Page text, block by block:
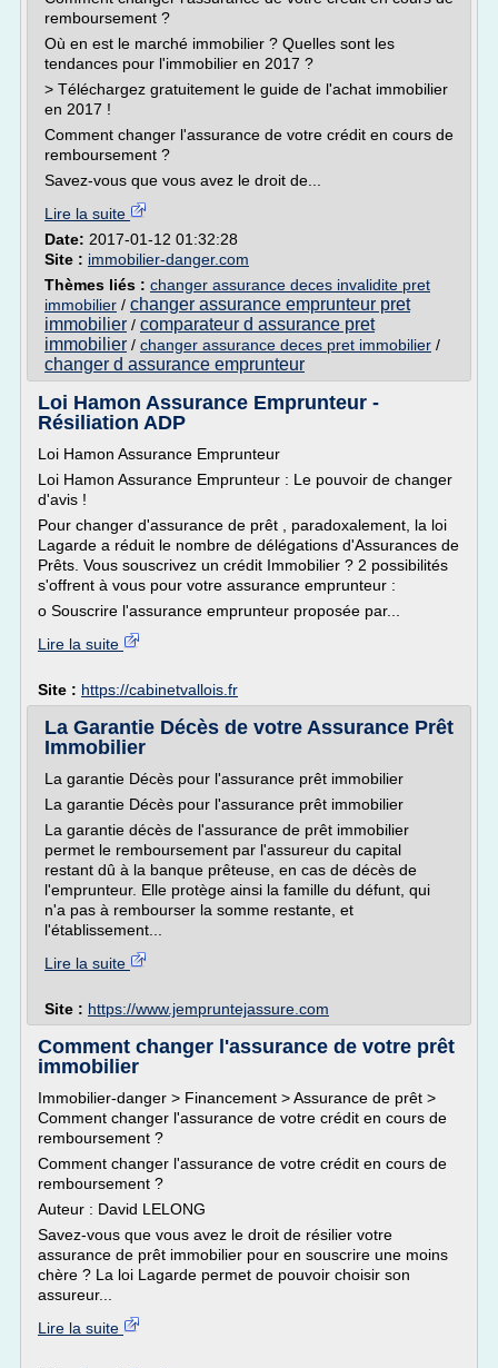
remboursement ?
Où en est le marché immobilier ? Quelles sont les
tendances pour l'immobilier en 2017 ?
> Téléchargez gratuitement le guide de l'achat immobilier
en 2017 !
Comment changer l'assurance de votre crédit en cours de
remboursement ?
Savez-vous que vous avez le droit de...
Lire la suite
Date: 2017-01-12 01:32:28
Site : immobilier-danger.com
Thèmes liés : changer assurance deces invalidite pret
immobilier / changer assurance emprunteur pret
immobilier / comparateur d assurance pret
immobilier / changer assurance deces pret immobilier /
changer d assurance emprunteur
Loi Hamon Assurance Emprunteur -
Résiliation ADP
Loi Hamon Assurance Emprunteur
Loi Hamon Assurance Emprunteur : Le pouvoir de changer
d'avis !
Pour changer d'assurance de prêt , paradoxalement, la loi
Lagarde a réduit le nombre de délégations d'Assurances de
Prêts. Vous souscrivez un crédit Immobilier ? 2 possibilités
s'offrent à vous pour votre assurance emprunteur :
o Souscrire l'assurance emprunteur proposée par...
Lire la suite
Site : https://cabinetvallois.fr
La Garantie Décès de votre Assurance Prêt
Immobilier
La garantie Décès pour l'assurance prêt immobilier
La garantie Décès pour l'assurance prêt immobilier
La garantie décès de l'assurance de prêt immobilier
permet le remboursement par l'assureur du capital
restant dû à la banque prêteuse, en cas de décès de
l'emprunteur. Elle protège ainsi la famille du défunt, qui
n'a pas à rembourser la somme restante, et
l'établissement...
Lire la suite
Site : https://www.jempruntejassure.com
Comment changer l'assurance de votre prêt
immobilier
Immobilier-danger > Financement > Assurance de prêt >
Comment changer l'assurance de votre crédit en cours de
remboursement ?
Comment changer l'assurance de votre crédit en cours de
remboursement ?
Auteur : David LELONG
Savez-vous que vous avez le droit de résilier votre
assurance de prêt immobilier pour en souscrire une moins
chère ? La loi Lagarde permet de pouvoir choisir son
assureur...
Lire la suite